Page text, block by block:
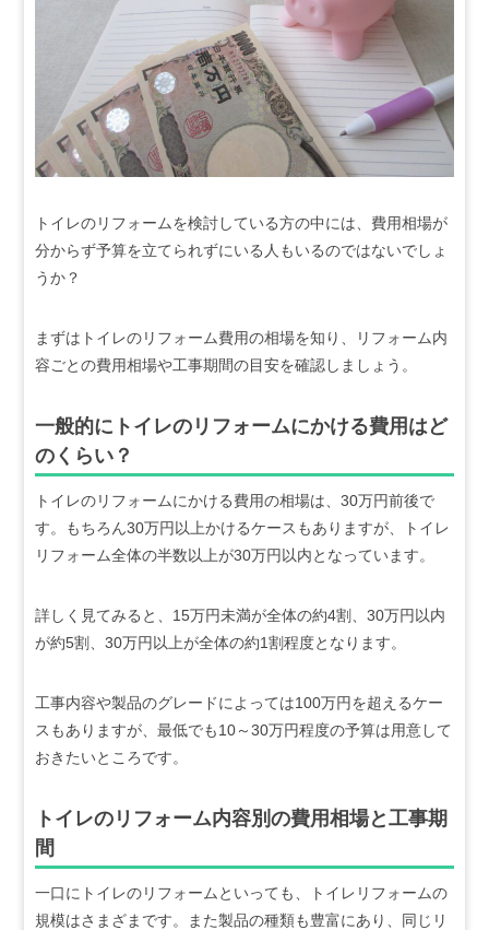
トイレのリフォームを検討している方の中には、費用相場が
分からず予算を立てられずにいる人もいるのではないでしょ
うか？
まずはトイレのリフォーム費用の相場を知り、リフォーム内
容ごとの費用相場や工事期間の目安を確認しましょう。
一般的にトイレのリフォームにかける費用はど
のくらい？
トイレのリフォームにかける費用の相場は、30万円前後で
す。もちろん30万円以上かけるケースもありますが、トイレ
リフォーム全体の半数以上が30万円以内となっています。
詳しく見てみると、15万円未満が全体の約4割、30万円以内
が約5割、30万円以上が全体の約1割程度となります。
工事内容や製品のグレードによっては100万円を超えるケー
スもありますが、最低でも10～30万円程度の予算は用意して
おきたいところです。
トイレのリフォーム内容別の費用相場と工事期
間
一口にトイレのリフォームといっても、トイレリフォームの
規模はさまざまです。また製品の種類も豊富にあり、同じリ